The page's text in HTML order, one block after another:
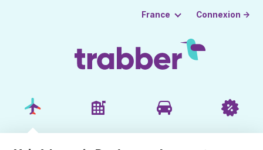
France Connexion →